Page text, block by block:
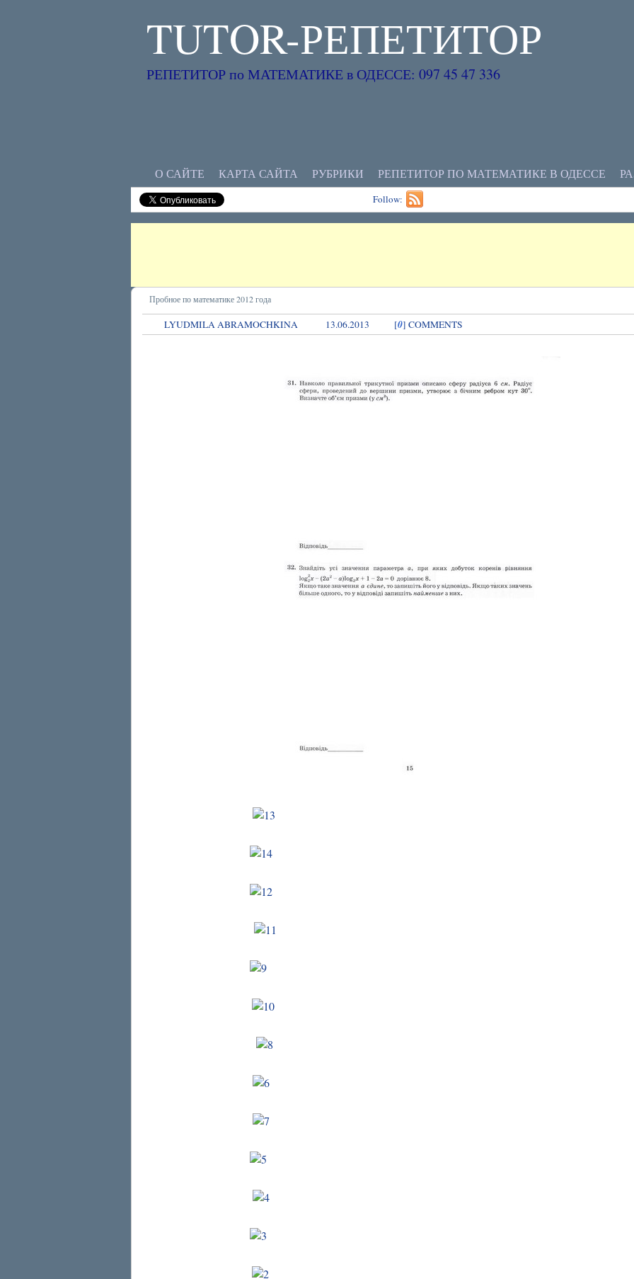
TUTOR-РЕПЕТИТОР
РЕПЕТИТОР по МАТЕМАТИКЕ в ОДЕССЕ: 097 45 47 336
О САЙТЕ КАРТА САЙТА РУБРИКИ РЕПЕТИТОР ПО МАТЕМАТИКЕ В ОДЕССЕ
Follow:
Пробное по математике 2012 года
LYUDMILA ABRAMOCHKINA 13.06.2013 [0] COMMENTS